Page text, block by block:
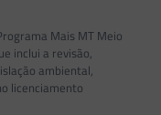
Mais MT Meio
inclui a revisão,
ambiental,
licenciamento